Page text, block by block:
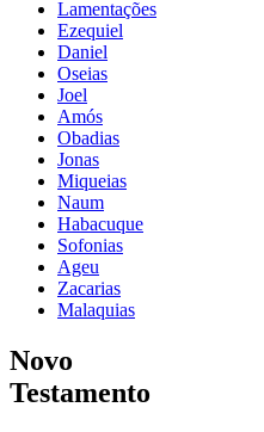
Lamentações
Ezequiel
Daniel
Oseias
Joel
Amós
Obadias
Jonas
Miqueias
Naum
Habacuque
Sofonias
Ageu
Zacarias
Malaquias
Novo
Testamento